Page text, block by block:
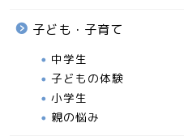
子ども・子育て
中学生
子どもの体験
小学生
親の悩み